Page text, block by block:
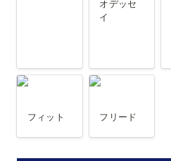
オデッセ
イ
フィット
フィット
フリード
フリード